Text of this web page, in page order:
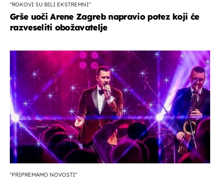
"ROKOVI SU BILI EKSTREMNI"
Grše uoči Arene Zagreb napravio potez koji će
razveseliti obožavatelje
''PRIPREMAMO NOVOSTI''